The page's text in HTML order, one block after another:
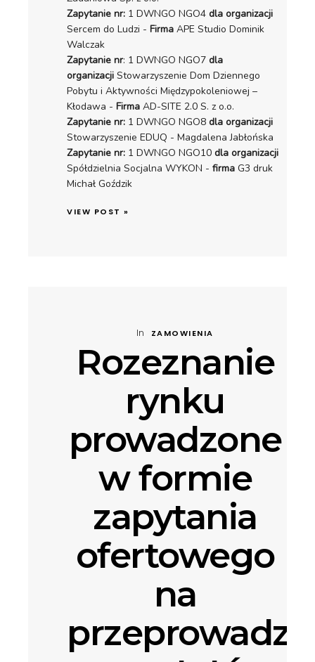
Zapytanie nr: 1 DWNGO NGO4 dla organizacji
Sercem do Ludzi - Firma APE Studio Dominik
Walczak
Zapytanie nr: 1 DWNGO NGO7 dla
organizacji Stowarzyszenie Dom Dziennego
Pobytu i Aktywności Międzypokoleniowej –
Kłodawa - Firma AD-SITE 2.0 S. z o.o.
Zapytanie nr: 1 DWNGO NGO8 dla organizacji
Stowarzyszenie EDUQ - Magdalena Jabłońska
Zapytanie nr: 1 DWNGO NGO10 dla organizacji
Spółdzielnia Socjalna WYKON - firma G3 druk
Michał Goździk
VIEW POST »
In ZAMOWIENIA
Rozeznanie
rynku
prowadzone
w formie
zapytania
ofertowego
na